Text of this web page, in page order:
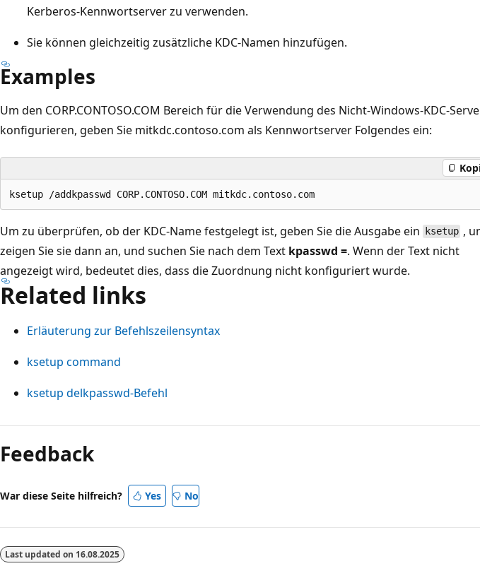
Kerberos-Kennwortserver zu verwenden.
Sie können gleichzeitig zusätzliche KDC-Namen hinzufügen.
Examples
Um den CORP.CONTOSO.COM Bereich für die Verwendung des Nicht-Windows-KDC-
konfigurieren, geben Sie mitkdc.contoso.com als Kennwortserver Folgendes ein:
Um zu überprüfen, ob der KDC-Name festgelegt ist, geben Sie die Ausgabe ein ksetup ,
zeigen Sie sie dann an, und suchen Sie nach dem Text kpasswd =. Wenn der Text nicht
angezeigt wird, bedeutet dies, dass die Zuordnung nicht konfiguriert wurde.
Related links
Erläuterung zur Befehlszeilensyntax
ksetup command
ksetup delkpasswd-Befehl
Lesemodus
deaktiviert
Feedback
War diese Seite hilfreich? Yes No
Last updated on 16.08.2025